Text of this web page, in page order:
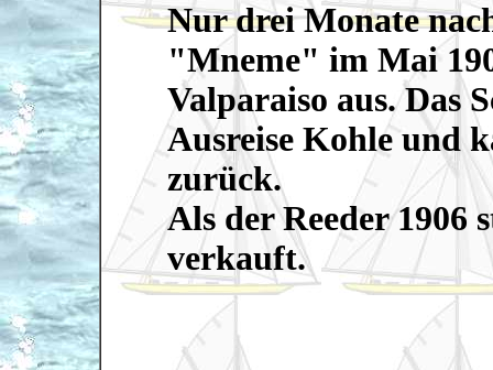
Nur drei Monate
"Mneme" im Mai
Valparaiso aus. Das
Ausreise Kohle und
zurück.
Als der Reeder 1906
verkauft.